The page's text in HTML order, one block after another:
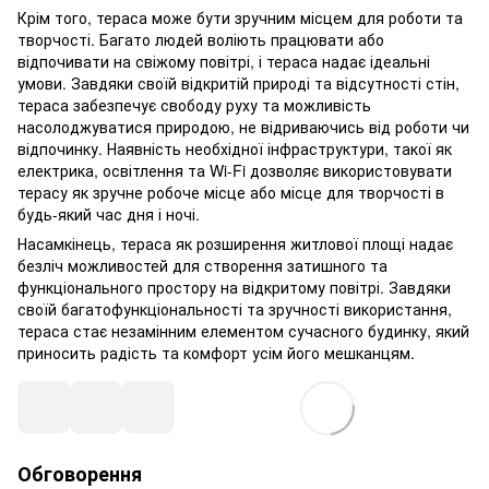
Крім того, тераса може бути зручним місцем для роботи та
творчості. Багато людей воліють працювати або
відпочивати на свіжому повітрі, і тераса надає ідеальні
умови. Завдяки своїй відкритій природі та відсутності стін,
тераса забезпечує свободу руху та можливість
насолоджуватися природою, не відриваючись від роботи чи
відпочинку. Наявність необхідної інфраструктури, такої як
електрика, освітлення та Wi-Fi дозволяє використовувати
терасу як зручне робоче місце або місце для творчості в
будь-який час дня і ночі.
Насамкінець, тераса як розширення житлової площі надає
безліч можливостей для створення затишного та
функціонального простору на відкритому повітрі. Завдяки
своїй багатофункціональності та зручності використання,
тераса стає незамінним елементом сучасного будинку, який
приносить радість та комфорт усім його мешканцям.
Обговорення